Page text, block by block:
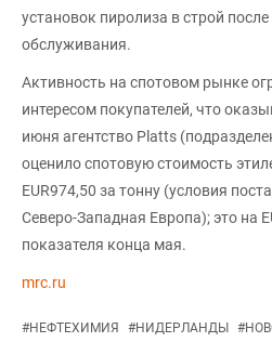
установок пиролиза в строй
обслуживания.
Активность на спотовом рынке
интересом покупателей, что
июня агентство Platts
оценило спотовую стоимость
EUR974,50 за тонну (условия
Северо-Западная Европа); это на
показателя конца мая.
mrc.ru
#НЕФТЕХИМИЯ #НИДЕРЛАНДЫ #